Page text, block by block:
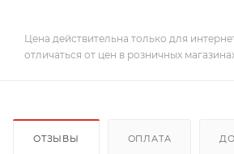
Цена действительна только для
отличаться от цен в розничных
ОТЗЫВЫ ОПЛАТА